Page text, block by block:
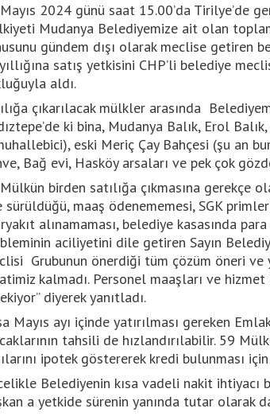
2024 günü saat 15.00’da Tirilye’de
Mudanya Belediyemize ait olan
gündem dışı olarak meclise getiren
satış yetkisini CHP’li belediye
aldı.
çıkarılacak mülkler arasında
ki bina, Mudanya Balık, Erol
eski Meriç Çay Bahçesi (şu an
Bağ evi, Hasköy arsaları ve pek çok
birden satılığa çıkmasına gerekçe
sürüldüğü, maaş ödenememesi, SGK
alınamaması, belediye kasasında
aciliyetini dile getiren Sayın
Grubunun önerdiği tüm çözüm öneri ve
kalmadı. Personel maaşları ve hizmet
diyerek yanıtladı.
Mayıs ayı içinde yatırılması gereken
tahsili de hızlandırılabilir. 59
ipotek göstererek kredi bulunması
Belediyenin kısa vadeli nakit ihtiyacı
a yetkide sürenin yanında tutar olarak